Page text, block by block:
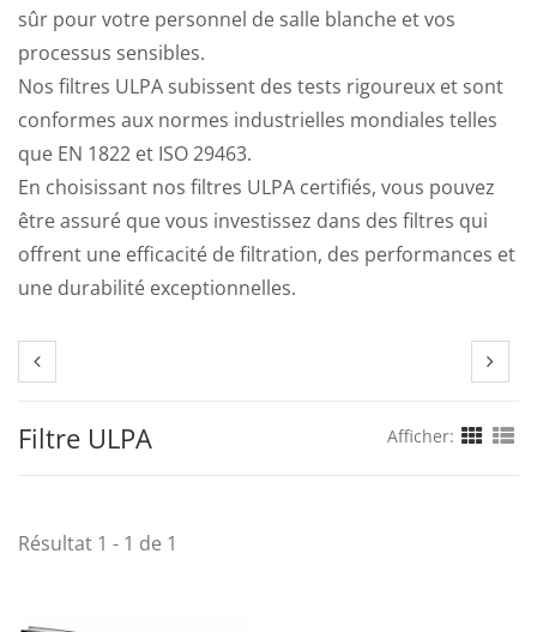
sûr pour votre personnel de salle blanche et vos
processus sensibles.
Nos filtres ULPA subissent des tests rigoureux et sont
conformes aux normes industrielles mondiales telles
que EN 1822 et ISO 29463.
En choisissant nos filtres ULPA certifiés, vous pouvez
être assuré que vous investissez dans des filtres qui
offrent une efficacité de filtration, des performances et
une durabilité exceptionnelles.
Filtre ULPA Afficher:
Résultat 1 - 1 de 1